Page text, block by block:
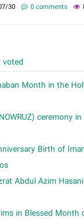
30 0 comments
voted
Month in the
ceremony
Birth of
Abdul Azim
in Blessed Month